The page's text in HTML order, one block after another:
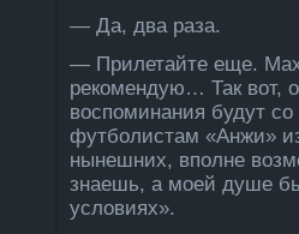
— Да, два раза.
— Приле­тайте еще.
рекомендую… Так вот,
воспоминания будут
футболистам «Анжи»
нынешних, вполне
знаешь, а моей душе
условиях».